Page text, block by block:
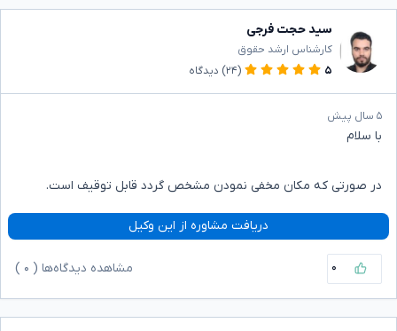
سید حجت فرجی
کارشناس ارشد حقوق
۵
(۲۴) دیدگاه
۵ سال پیش
با سلام
در صورتی که مکان مخفی نمودن مشخص گردد قابل توقیف است.
دریافت مشاوره از این وکیل
۰ مشاهده دیدگاه‌ها ( ۰